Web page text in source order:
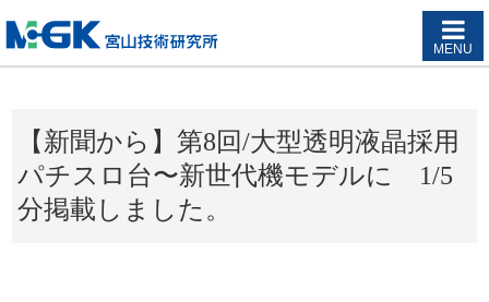
【新聞から】第8回/大型透明液晶採用
パチスロ台〜新世代機モデルに 1/5
分掲載しました。
MENU